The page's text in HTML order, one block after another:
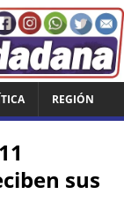
REGIÓN
sus